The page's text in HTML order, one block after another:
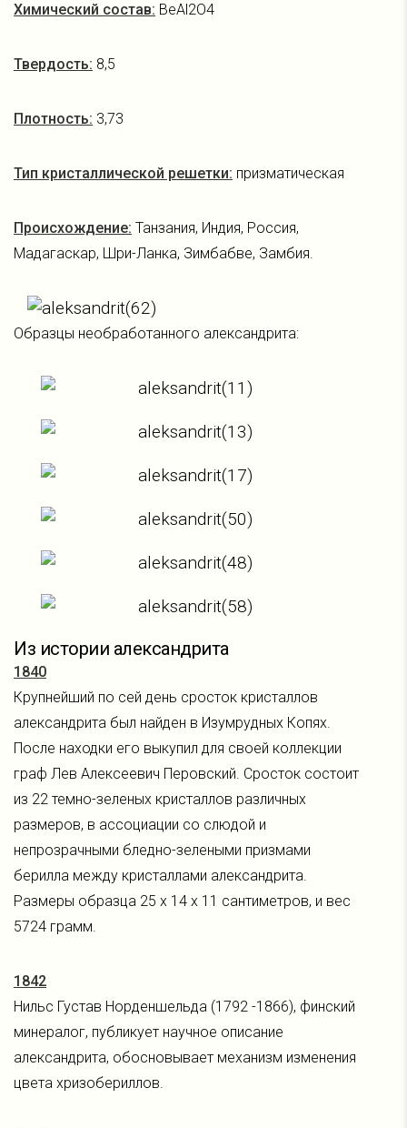
Химический состав: BeAl2O4
Твердость: 8,5
Плотность: 3,73
Тип кристаллической решетки: призматическая
Происхождение: Танзания, Индия, Россия,
Мадагаскар, Шри-Ланка, Зимбабве, Замбия.
Образцы необработанного александрита:
Из истории александрита
1840
Крупнейший по сей день сросток кристаллов
александрита был найден в Изумрудных Копях.
После находки его выкупил для своей коллекции
граф Лев Алексеевич Перовский. Сросток состоит
из 22 темно-зеленых кристаллов различных
размеров, в ассоциации со слюдой и
непрозрачными бледно-зелеными призмами
берилла между кристаллами александрита.
Размеры образца 25 х 14 х 11 сантиметров, и вес
5724 грамм.
1842
Нильс Густав Норденшельда (1792 -1866), финский
минералог, публикует научное описание
александрита, обосновывает механизм изменения
цвета хризобериллов.